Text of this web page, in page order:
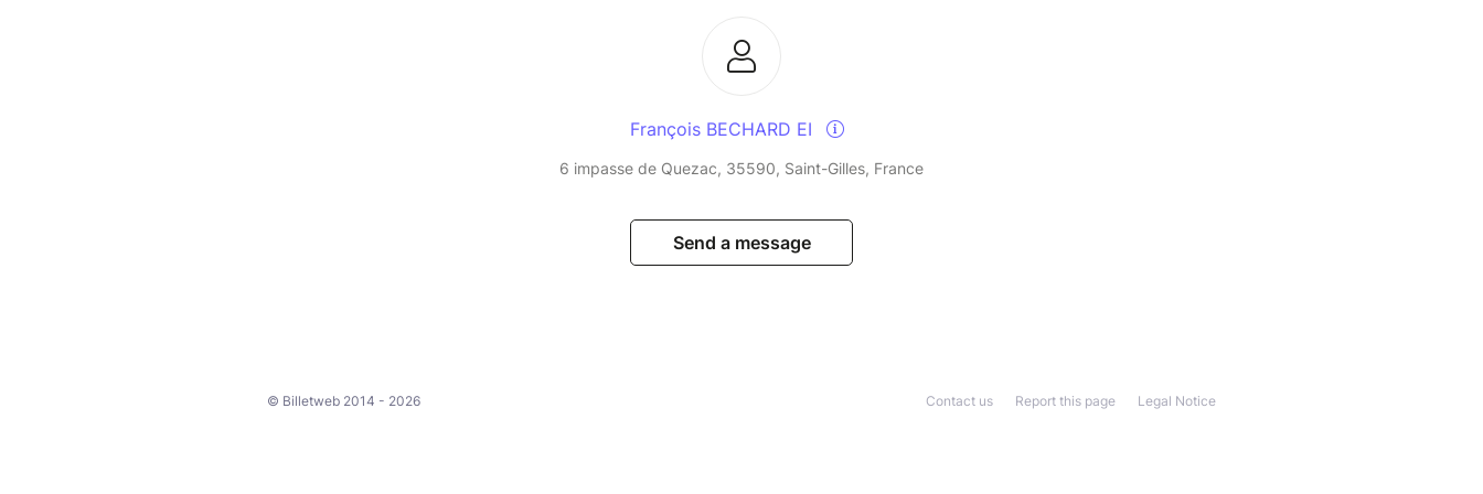
Le midi, nous organiserons un déjeuner networking pour développer son
François BECHARD EI
6 impasse de Quezac, 35590, Saint-Gilles, France
Send a message
© Billetweb 2014 - 2026 Legal Notice
Report this page
Contact us